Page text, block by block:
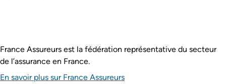
France Assureurs est la fédération représentative du secteur
de l’assurance en France.
En savoir plus sur France Assureurs